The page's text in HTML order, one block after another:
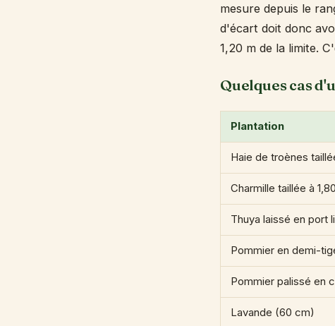
mesure depuis le
d'écart doit donc
1,20 m de la limite.
Quelques cas
Plantation
Haie de troènes
Charmille taillée à
Thuya laissé en port
Pommier en demi-
Pommier palissé en
Lavande (60 cm)